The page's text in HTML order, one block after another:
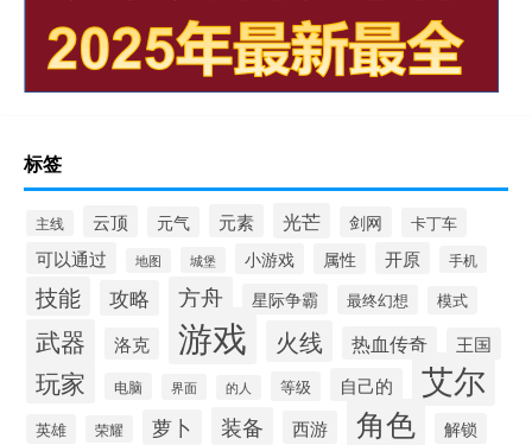
标签
主线 云顶 元气 元素 光芒 剑网 卡丁车
可以通过 地图 城堡 小游戏 属性 开原 手机
技能 攻略 方舟 星际争霸 最终幻想 模式
武器 洛克 游戏 火线 热血传奇 王国
玩家 电脑 界面 的人 等级 自己的 艾尔
英雄 荣耀 萝卜 装备 西游 角色 解锁